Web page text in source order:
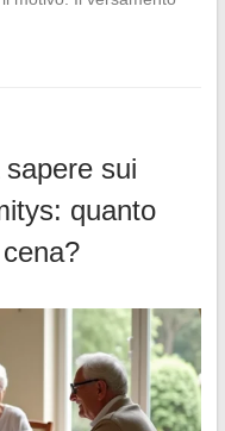
sapere sui
quanto